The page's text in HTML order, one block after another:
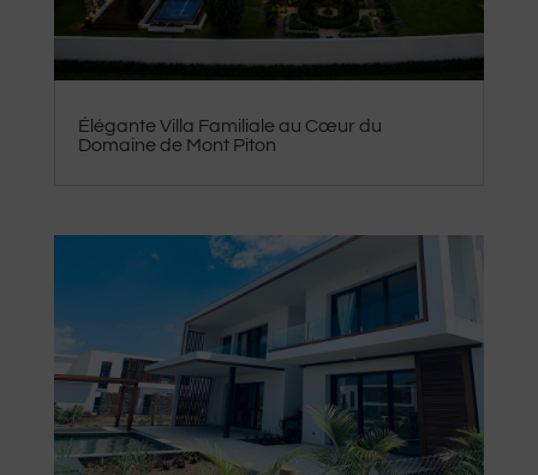
Élégante Villa Familiale au Cœur du
Domaine de Mont Piton